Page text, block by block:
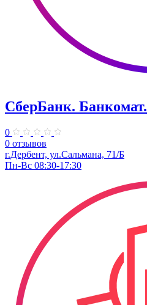
СберБанк. Банкомат.
0
0 отзывов
г.Дербент, ул.​Сальмана, 71/Б
Пн-Вс 08:30-17:30